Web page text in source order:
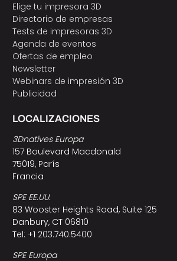
Elige tu impresora 3D
Directorio de empresas
Tests de impresoras 3D
Agenda de eventos
Ofertas de empleo
Newsletter
Webinars de impresión 3D
Publicidad
LOCALIZACIONES
3Dnatives Europa
157 Boulevard Macdonald
75019, París
Francia
SPE EE.UU.
83 Wooster Heights Road, Suite 125
Danbury, CT 06810
Tel: +1 203.740.5400
SPE Europa